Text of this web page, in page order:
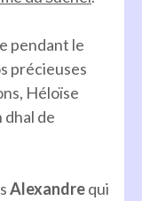
pendant le
précieuses
Héloïse
dhal de
Alexandrequi